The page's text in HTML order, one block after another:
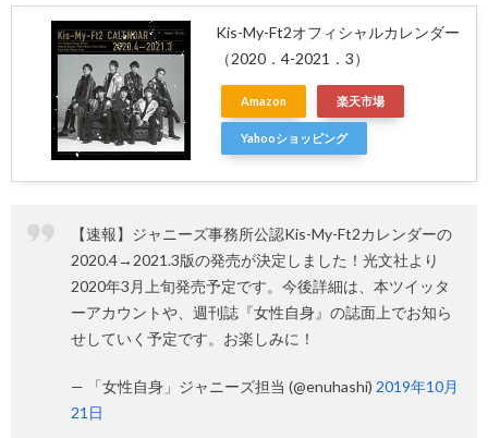
Kis-My-Ft2オフィシャルカレンダー
（2020．4-2021．3）
Amazon 楽天市場
Yahooショッピング
【速報】ジャニーズ事務所公認Kis-My-Ft2カレンダーの
2020.4→2021.3版の発売が決定しました！光文社より
2020年3月上旬発売予定です。今後詳細は、本ツイッタ
ーアカウントや、週刊誌『女性自身』の誌面上でお知ら
せしていく予定です。お楽しみに！
— 「女性自身」ジャニーズ担当 (@enuhashi) 2019年10月
21日